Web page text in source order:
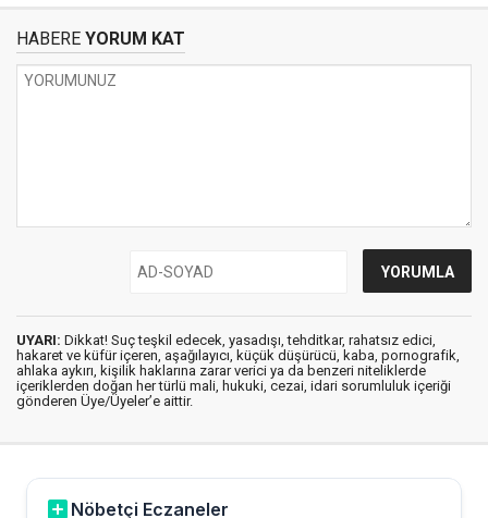
HABERE YORUM KAT
UYARI: Dikkat! Suç teşkil edecek, yasadışı, tehditkar, rahatsız edici,
hakaret ve küfür içeren, aşağılayıcı, küçük düşürücü, kaba, pornografik,
ahlaka aykırı, kişilik haklarına zarar verici ya da benzeri niteliklerde
içeriklerden doğan her türlü mali, hukuki, cezai, idari sorumluluk içeriği
gönderen Üye/Üyeler’e aittir.